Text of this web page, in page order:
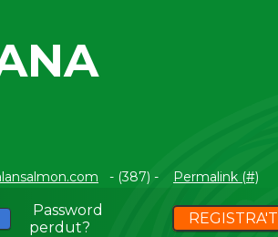
- (387) - Permalink (#)
Password
perdut?
REGISTRA'T